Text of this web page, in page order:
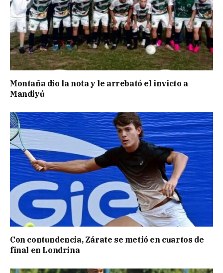
Montaña dio la nota y le arrebató el invicto a
Mandiyú
Con contundencia, Zárate se metió en cuartos de
final en Londrina